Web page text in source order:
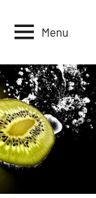
Menu